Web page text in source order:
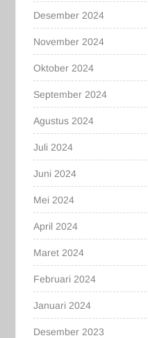
Desember 2024
November 2024
Oktober 2024
September 2024
Agustus 2024
Juli 2024
Juni 2024
Mei 2024
April 2024
Maret 2024
Februari 2024
Januari 2024
Desember 2023